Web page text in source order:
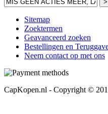
>
Sitemap
Zoektermen
Geavanceerd zoeken
Bestellingen en
Neem contact op met ons
CapKopen.nl - Copyright ©